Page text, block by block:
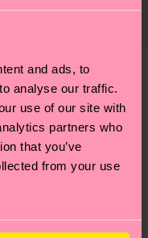
and ads, to
analyse our traffic.
use of our site with
partners who
that you’ve
from your use
und Tricks
.
sobald
handelt
lokalen Post in
In unserem